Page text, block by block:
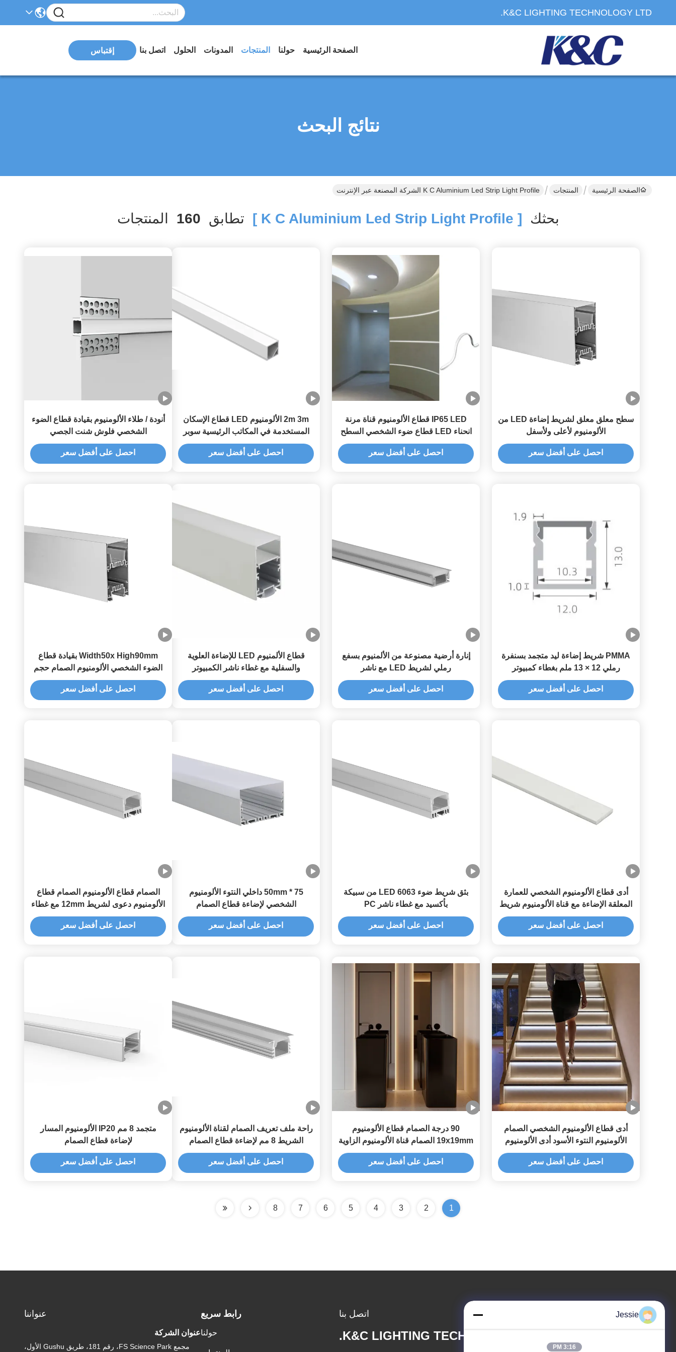
K&C LIGHTING TECHNOLOGY LTD.
الصفحة الرئيسية حولنا المنتجات المدونات الحلول اتصل بنا إقتباس
نتائج البحث
الصفحة الرئيسية المنتجات K C Aluminium Led Strip Light Profile الشركة المصنعة عبر الإنترنت
بحثك [ K C Aluminium Led Strip Light Profile ] تطابق 160 المنتجات
سطح معلق معلق لشريط إضاءة LED من
الألومنيوم لأعلى ولأسفل
احصل على أفضل سعر
IP65 LED قطاع الألومنيوم قناة مرنة
انحناء LED قطاع ضوء الشخصي السطح
المثبتة
احصل على أفضل سعر
2m 3m الألومنيوم LED قطاع الإسكان
المستخدمة في المكاتب الرئيسية سوبر
ماركت
احصل على أفضل سعر
أنودة / طلاء الألومنيوم بقيادة قطاع الضوء
الشخصي فلوش شنت الجصي
احصل على أفضل سعر
PMMA شريط إضاءة ليد متجمد بسنفرة
رملي 12 × 13 ملم بغطاء كمبيوتر
احصل على أفضل سعر
إنارة أرضية مصنوعة من الألمنيوم بسفع
رملي لشريط LED مع ناشر
احصل على أفضل سعر
قطاع الألمنيوم LED للإضاءة العلوية
والسفلية مع غطاء ناشر الكمبيوتر
احصل على أفضل سعر
Width50x High90mm بقيادة قطاع
الضوء الشخصي الألومنيوم الصمام حجم
كبير
احصل على أفضل سعر
أدى قطاع الألومنيوم الشخصي للعمارة
المعلقة الإضاءة مع قناة الألومنيوم شريط
العرض 12 ملم
احصل على أفضل سعر
بثق شريط ضوء LED 6063 من سبيكة
بأكسيد مع غطاء ناشر PC
احصل على أفضل سعر
75 * 50mm داخلي النتوء الألومنيوم
الشخصي لإضاءة قطاع الصمام
احصل على أفضل سعر
الصمام قطاع الألومنيوم الصمام قطاع
الألومنيوم دعوى لشريط 12mm مع غطاء
الناشر PC
احصل على أفضل سعر
أدى قطاع الألومنيوم الشخصي الصمام
الألومنيوم النتوء الأسود أدى الألومنيوم
الشخصي دعوى لإضاءة درج
احصل على أفضل سعر
90 درجة الصمام قطاع الألومنيوم
19x19mm الصمام قناة الألومنيوم الزاوية
احصل على أفضل سعر
راحة ملف تعريف الصمام لقناة الألومنيوم
الشريط 8 مم لإضاءة قطاع الصمام
احصل على أفضل سعر
متجمد 8 مم IP20 الألومنيوم المسار
لإضاءة قطاع الصمام
احصل على أفضل سعر
1
2
3
4
5
6
7
8
اتصل بنا
K&C LIGHTING TECHNOLOGY LTD.
رابط سريع
حولنا
عنواننا
عنوان الشركة
مجمع FS Science Park، رقم 181، طريق Gushu الأول،
Jessie
3:16 PM